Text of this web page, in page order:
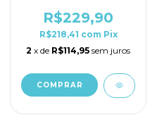
65253
R$229,90
R$218,41 com Pix
2 x de R$114,95 sem juros
COMPRAR